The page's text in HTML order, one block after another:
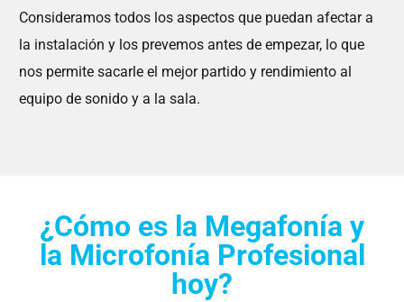
Consideramos todos los aspectos que puedan afectar a
la instalación y los prevemos antes de empezar, lo que
nos permite sacarle el mejor partido y rendimiento al
equipo de sonido y a la sala.
¿Cómo es la Megafonía y
la Microfonía Profesional
hoy?